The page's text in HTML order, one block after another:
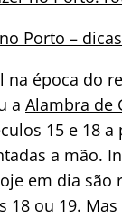
Porto –
na época do
a Alambra de
15 e 18
a mão.
em dia
18 ou 19.